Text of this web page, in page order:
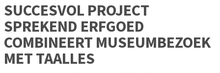
SUCCESVOL PROJECT
SPREKEND ERFGOED
COMBINEERT MUSEUMBEZOEK
MET TAALLES